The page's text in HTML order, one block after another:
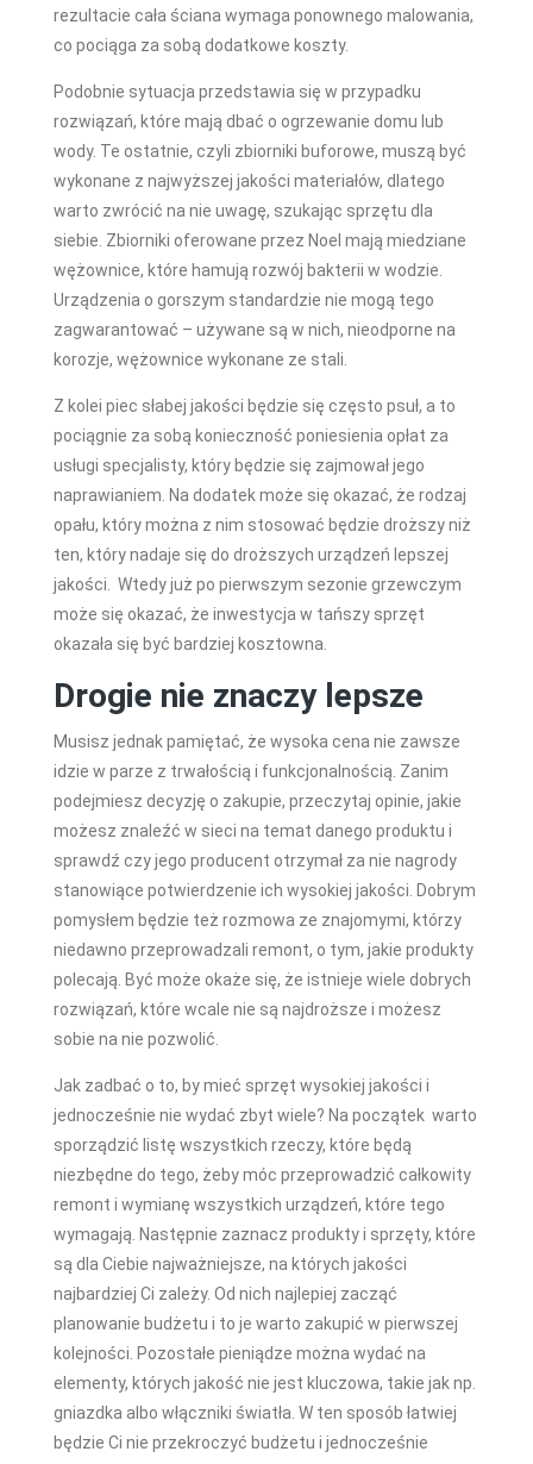
rezultacie cała ściana wymaga ponownego malowania,
co pociąga za sobą dodatkowe koszty.
Podobnie sytuacja przedstawia się w przypadku
rozwiązań, które mają dbać o ogrzewanie domu lub
wody. Te ostatnie, czyli zbiorniki buforowe, muszą być
wykonane z najwyższej jakości materiałów, dlatego
warto zwrócić na nie uwagę, szukając sprzętu dla
siebie. Zbiorniki oferowane przez Noel mają miedziane
wężownice, które hamują rozwój bakterii w wodzie.
Urządzenia o gorszym standardzie nie mogą tego
zagwarantować – używane są w nich, nieodporne na
korozje, wężownice wykonane ze stali.
Z kolei piec słabej jakości będzie się często psuł, a to
pociągnie za sobą konieczność poniesienia opłat za
usługi specjalisty, który będzie się zajmował jego
naprawianiem. Na dodatek może się okazać, że rodzaj
opału, który można z nim stosować będzie droższy niż
ten, który nadaje się do droższych urządzeń lepszej
jakości. Wtedy już po pierwszym sezonie grzewczym
może się okazać, że inwestycja w tańszy sprzęt
okazała się być bardziej kosztowna.
Drogie nie znaczy lepsze
Musisz jednak pamiętać, że wysoka cena nie zawsze
idzie w parze z trwałością i funkcjonalnością. Zanim
podejmiesz decyzję o zakupie, przeczytaj opinie, jakie
możesz znaleźć w sieci na temat danego produktu i
sprawdź czy jego producent otrzymał za nie nagrody
stanowiące potwierdzenie ich wysokiej jakości. Dobrym
pomysłem będzie też rozmowa ze znajomymi, którzy
niedawno przeprowadzali remont, o tym, jakie produkty
polecają. Być może okaże się, że istnieje wiele dobrych
rozwiązań, które wcale nie są najdroższe i możesz
sobie na nie pozwolić.
Jak zadbać o to, by mieć sprzęt wysokiej jakości i
jednocześnie nie wydać zbyt wiele? Na początek warto
sporządzić listę wszystkich rzeczy, które będą
niezbędne do tego, żeby móc przeprowadzić całkowity
remont i wymianę wszystkich urządzeń, które tego
wymagają. Następnie zaznacz produkty i sprzęty, które
są dla Ciebie najważniejsze, na których jakości
najbardziej Ci zależy. Od nich najlepiej zacząć
planowanie budżetu i to je warto zakupić w pierwszej
kolejności. Pozostałe pieniądze można wydać na
elementy, których jakość nie jest kluczowa, takie jak np.
gniazdka albo włączniki światła. W ten sposób łatwiej
będzie Ci nie przekroczyć budżetu i jednocześnie